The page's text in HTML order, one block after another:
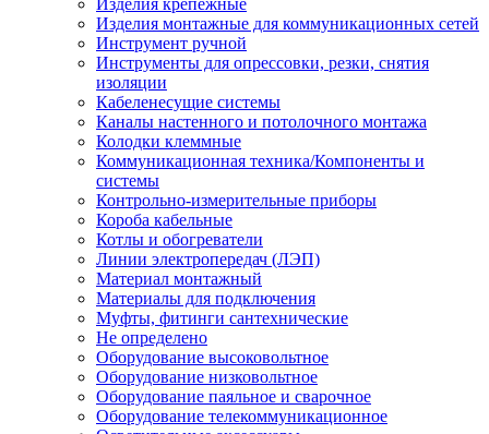
Изделия крепежные
Изделия монтажные для коммуникационных сетей
Инструмент ручной
Инструменты для опрессовки, резки, снятия
изоляции
Кабеленесущие системы
Каналы настенного и потолочного монтажа
Колодки клеммные
Коммуникационная техника/Компоненты и
системы
Контрольно-измерительные приборы
Короба кабельные
Котлы и обогреватели
Линии электропередач (ЛЭП)
Материал монтажный
Материалы для подключения
Муфты, фитинги сантехнические
Не определено
Оборудование высоковольтное
Оборудование низковольтное
Оборудование паяльное и сварочное
Оборудование телекоммуникационное